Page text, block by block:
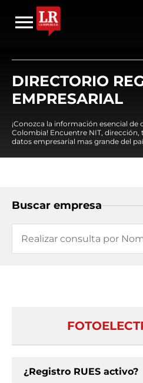
DIRECTORIO
EMPRESARIAL
¡Conozca la información esencial de
Colombia! Encuentre NIT, dirección,
datos empresarial mas grande del
Buscar empresa
¿Registro RUES activo?